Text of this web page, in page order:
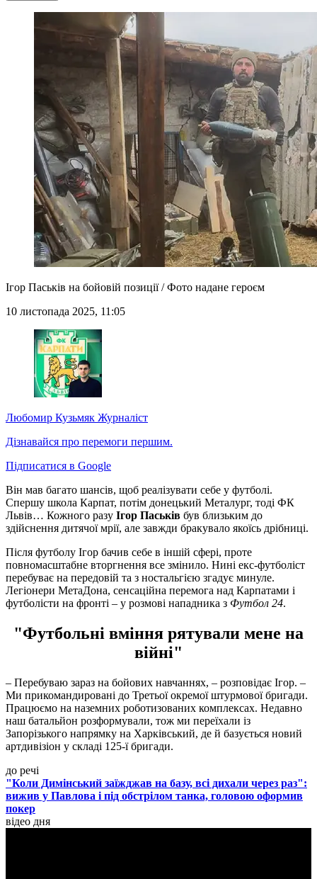
Ігор Паськів на бойовій позиції / Фото надане героєм
10 листопада 2025, 11:05
Любомир Кузьмяк Журналіст
Дізнавайся про перемоги першим.
Підписатися в Google
Він мав багато шансів, щоб реалізувати себе у футболі.
Спершу школа Карпат, потім донецький Металург, тоді ФК
Львів… Кожного разу Ігор Паськів був близьким до
здійснення дитячої мрії, але завжди бракувало якоїсь дрібниці.
Після футболу Ігор бачив себе в іншій сфері, проте
повномасштабне вторгнення все змінило. Нині екс-футболіст
перебуває на передовій та з ностальгією згадує минуле.
Легіонери МетаДона, сенсаційна перемога над Карпатами і
футболісти на фронті – у розмові нападника з Футбол 24.
"Футбольні вміння рятували мене на
війні"
– Перебуваю зараз на бойових навчаннях, – розповідає Ігор. –
Ми прикомандировані до Третьої окремої штурмової бригади.
Працюємо на наземних роботизованих комплексах. Недавно
наш батальйон розформували, тож ми переїхали із
Запорізького напрямку на Харківський, де й базується новий
артдивізіон у складі 125-ї бригади.
до речі
"Коли Димінський заїжджав на базу, всі дихали через раз":
вижив у Павлова і під обстрілом танка, головою оформив
покер
відео дня